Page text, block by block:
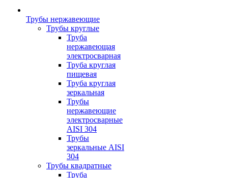
Трубы нержавеющие
Трубы круглые
Труба
нержавеющая
электросварная
Труба круглая
пищевая
Труба круглая
зеркальная
Трубы
нержавеющие
электросварные
AISI 304
Трубы
зеркальные AISI
304
Трубы квадратные
Труба